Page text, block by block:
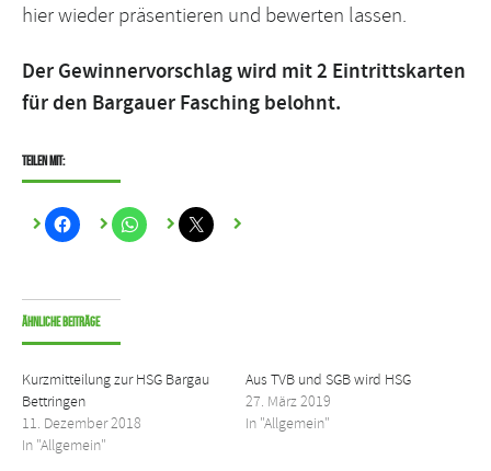
hier wieder präsentieren und bewerten lassen.
Der Gewinnervorschlag wird mit 2 Eintrittskarten
für den Bargauer Fasching belohnt.
Teilen mit:
Ähnliche Beiträge
Kurzmitteilung zur HSG Bargau
Bettringen
11. Dezember 2018
In "Allgemein"
Aus TVB und SGB wird HSG
27. März 2019
In "Allgemein"